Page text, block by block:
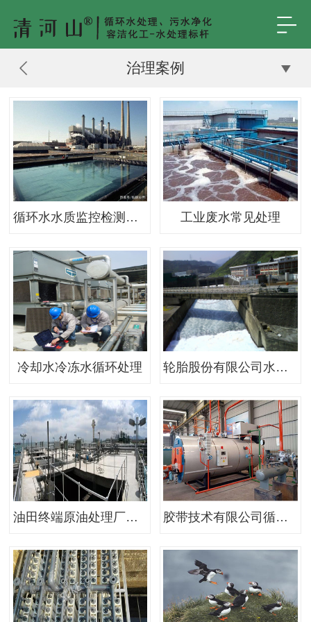
治理案例
循环水水质监控检测的标准注释 工业废水常见处理
冷却水冷冻水循环处理 轮胎股份有限公司水资源综合利用项目
油田终端原油处理厂生产含油污水深化处理工程 胶带技术有限公司循环水和锅炉水处理项目